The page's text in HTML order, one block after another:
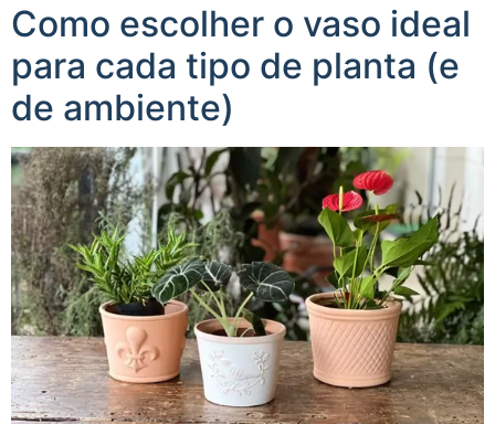
Como escolher o vaso ideal
para cada tipo de planta (e
de ambiente)